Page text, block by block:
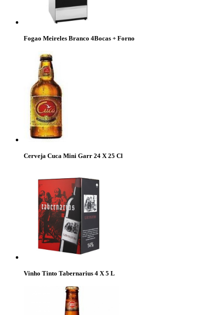
Fogao Meireles Branco 4Bocas + Forno
Cerveja Cuca Mini Garr 24 X 25 Cl
Vinho Tinto Tabernarius 4 X 5 L